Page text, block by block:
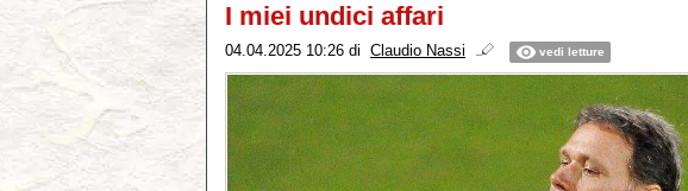
I miei undici affari
04.04.2025 10:26 di Claudio Nassi vedi letture